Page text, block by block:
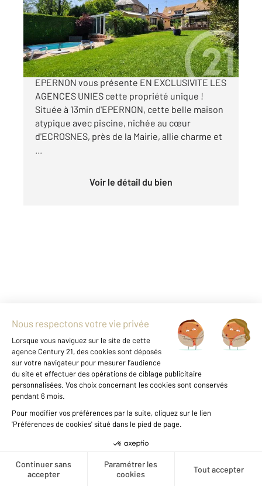
Créer une alerte
Maison à vendre
420 000 €
Votre agence Century 21 Universal Demeure
EPERNON vous présente EN EXCLUSIVITE LES
AGENCES UNIES cette propriété unique !
Située à 13min d'EPERNON, cette belle maison
atypique avec piscine, nichée au cœur
d'ECROSNES, près de la Mairie, allie charme et
Voir le détail du bien
Vous envisagez
une carrière dans l'immobilier ?